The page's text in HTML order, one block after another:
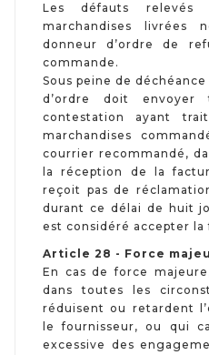
Les défauts
marchandises livrées
donneur d’ordre de
commande.
Sous peine de
d’ordre doit envoyer
contestation ayant
marchandises
courrier recommandé,
la réception de la
reçoit pas de
durant ce délai de huit
est considéré accepter la
Article 28 - Force
En cas de force
dans toutes les
réduisent ou retardent
le fournisseur, ou qui
excessive des